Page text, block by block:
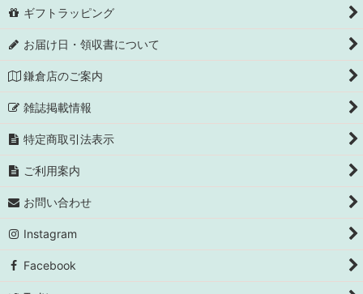
ギフトラッピング
お届け日・領収書について
鎌倉店のご案内
雑誌掲載情報
特定商取引法表示
ご利用案内
お問い合わせ
Instagram
Facebook